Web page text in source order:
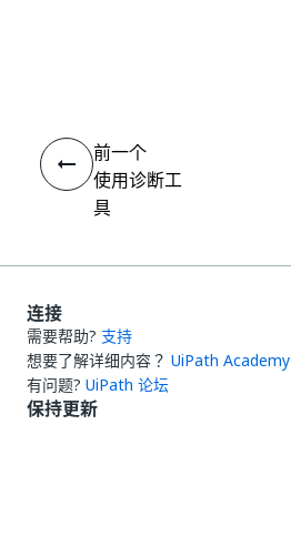
前一个
使用诊断工
具
连接
需要帮助? 支持
想要了解详细内容？ UiPath Academy
有问题? UiPath 论坛
保持更新